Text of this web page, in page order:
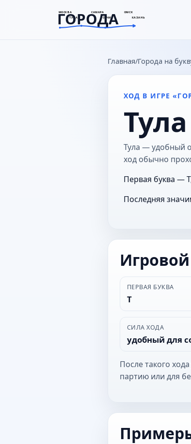
МОСКВА САМАРА ОМСК
ТУЛА СОЧИ КАЗАНЬ
ГОРОДА
goroda-na.ru
Главная Города на
ХОД В ИГРЕ
Тула
Тула — удобный
ход обычно
Первая буква —
Последняя
ПЕРВАЯ БУКВА
Т
СИЛА ХОДА
удобный для
После такого
партию или для